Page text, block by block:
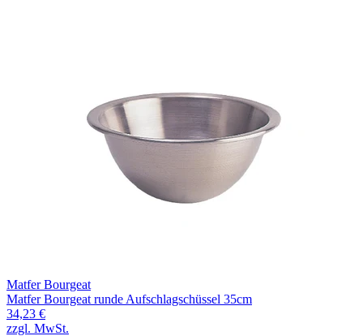
Matfer Bourgeat
Matfer Bourgeat runde Aufschlagschüssel 35cm
34,23 €
zzgl. MwSt.